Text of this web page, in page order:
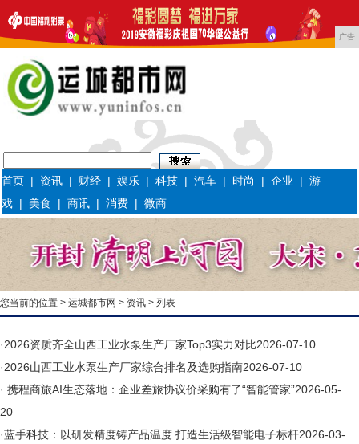
广告
首页 | 资讯 | 财经 |娱乐 |科技 |汽车 | 时尚 |企业 |游
戏 | 美食 |商讯 |消费 |微商
您当前的位置 > 运城都市网 > 资讯 > 列表
·2026资质齐全山西工业水泵生产厂家Top3实力对比2026-07-10
·2026山西工业水泵生产厂家综合排名及选购指南2026-07-10
· ​ 携程商旅AI生态落地：企业差旅协议价采购有了“智能管家”2026-05-
20
·蓝手科技：以研发精度铸产品温度 打造生活级智能电子标杆2026-03-